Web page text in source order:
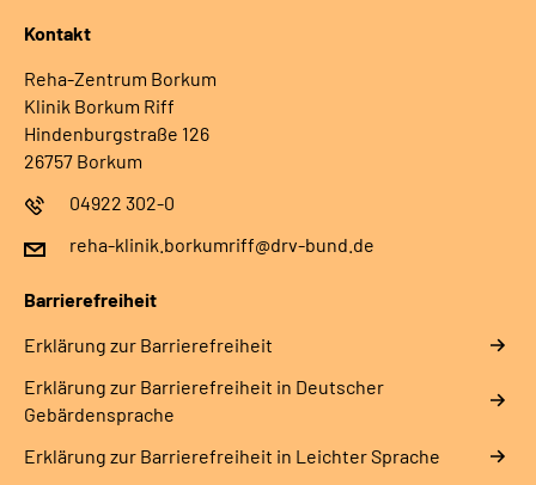
Kontakt
Reha-Zentrum Borkum
Klinik Borkum Riff
Hindenburgstraße 126
26757 Borkum
04922 302-0
reha-klinik.borkumriff@drv-bund.de
Barrierefreiheit
Erklärung zur Barrierefreiheit
Erklärung zur Barrierefreiheit in Deutscher
Gebärdensprache
Erklärung zur Barrierefreiheit in Leichter Sprache